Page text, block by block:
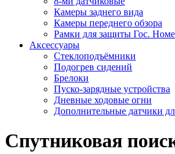
Камеры заднего вида
Камеры переднего обзора
Рамки для защиты Гос.
Аксессуары
Стеклоподъёмники
Подогрев сидений
Брелоки
Пуско-зарядные устройства
Дневные ходовые огни
Дополнительные датчики
Спутниковая